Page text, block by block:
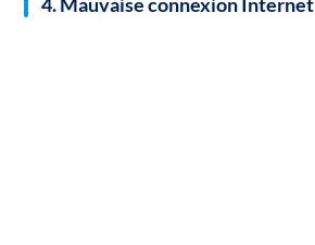
4. Mauvaise connexion Internet